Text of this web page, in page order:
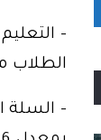
–
الطلاب
– السلة